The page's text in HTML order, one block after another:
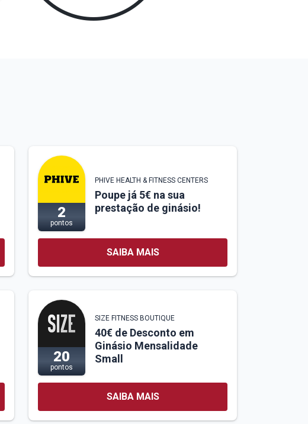
2
pontos
PHIVE HEALTH & FITNESS CENTERS
Poupe já 5€ na sua
prestação de ginásio!
SAIBA MAIS
20
pontos
SIZE FITNESS BOUTIQUE
40€ de Desconto em
Ginásio Mensalidade
Small
SAIBA MAIS